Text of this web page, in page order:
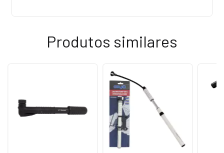
Produtos similares